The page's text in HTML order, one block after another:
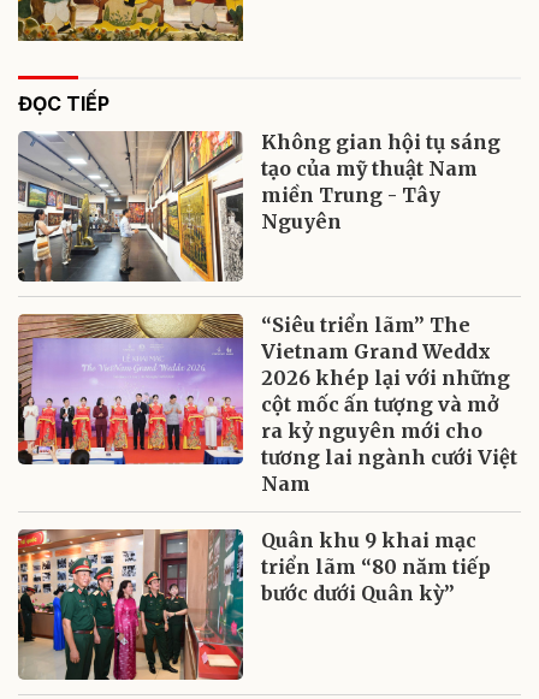
ĐỌC TIẾP
Không gian hội tụ sáng
tạo của mỹ thuật Nam
miền Trung - Tây
Nguyên
“Siêu triển lãm” The
Vietnam Grand Weddx
2026 khép lại với những
cột mốc ấn tượng và mở
ra kỷ nguyên mới cho
tương lai ngành cưới Việt
Nam
Quân khu 9 khai mạc
triển lãm “80 năm tiếp
bước dưới Quân kỳ”